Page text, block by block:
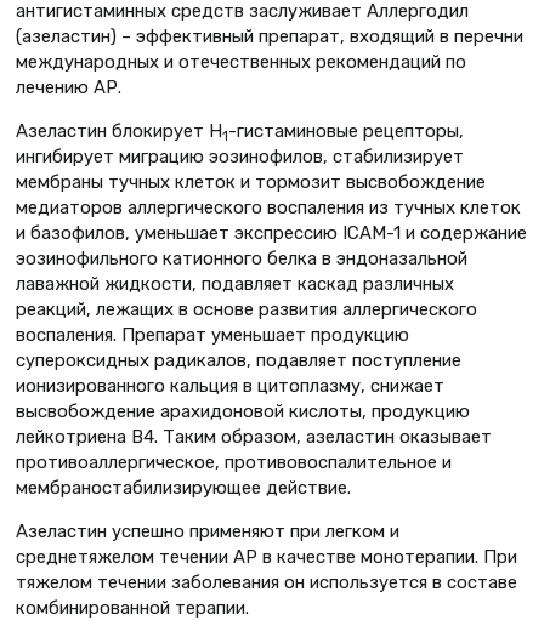
антигистаминных средств заслуживает Аллергодил
(азеластин) – эффективный препарат, входящий в перечни
международных и отечественных рекомендаций по
лечению АР.
Азеластин блокирует Н1-гистаминовые рецепторы,
ингибирует миграцию эозинофилов, стабилизирует
мембраны тучных клеток и тормозит высвобождение
медиаторов аллергического воспаления из тучных клеток
и базофилов, уменьшает экспрессию ICAM-1 и содержание
эозинофильного катионного белка в эндоназальной
лаважной жидкости, подавляет каскад различных
реакций, лежащих в основе развития аллергического
воспаления. Препарат уменьшает продукцию
супероксидных радикалов, подавляет поступление
ионизированного кальция в цитоплазму, снижает
высвобождение арахидоновой кислоты, продукцию
лейкотриена В4. Таким образом, азеластин оказывает
противоаллергическое, противовоспалительное и
мембраностабилизирующее действие.
Азеластин успешно применяют при легком и
среднетяжелом течении АР в качестве монотерапии. При
тяжелом течении заболевания он используется в составе
комбинированной терапии.